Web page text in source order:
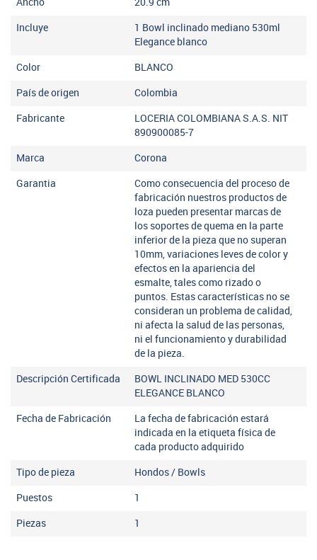
Ancho 20.9 cm
Incluye
1 Bowl inclinado mediano 530ml
Elegance blanco
Color BLANCO
País de origen Colombia
Fabricante
LOCERIA COLOMBIANA S.A.S. NIT
890900085-7
Marca Corona
Garantia
Como consecuencia del proceso de
fabricación nuestros productos de
loza pueden presentar marcas de
los soportes de quema en la parte
inferior de la pieza que no superan
10mm, variaciones leves de color y
efectos en la apariencia del
esmalte, tales como rizado o
puntos. Estas características no se
consideran un problema de calidad,
ni afecta la salud de las personas,
ni el funcionamiento y durabilidad
de la pieza.
Descripción Certificada
BOWL INCLINADO MED 530CC
ELEGANCE BLANCO
Fecha de Fabricación
La fecha de fabricación estará
indicada en la etiqueta física de
cada producto adquirido
Tipo de pieza Hondos / Bowls
Puestos 1
Piezas 1